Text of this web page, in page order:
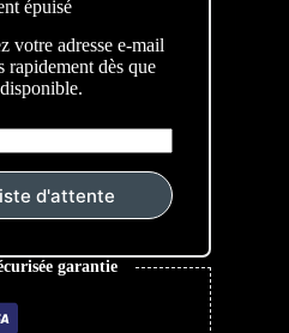
épuisé
votre adresse e-mail
rapidement dès que
d'attente
100% sécurisée garantie